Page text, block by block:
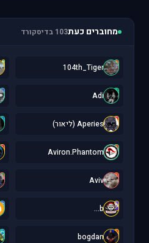
מחוברים כעת103 בדיסקורד
1
104th_Tiger
[
A
Adi
a
A Aperies (ליאור) A
A
Aviron.Phantom
A
A
Aviv
A
b
b...
B
b
bogdan
C